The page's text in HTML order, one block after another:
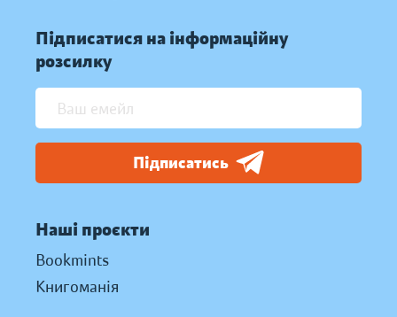
Підписатися на інформаційну
розсилку
Підписатись
Наші проєкти
Bookmints
Книгоманія